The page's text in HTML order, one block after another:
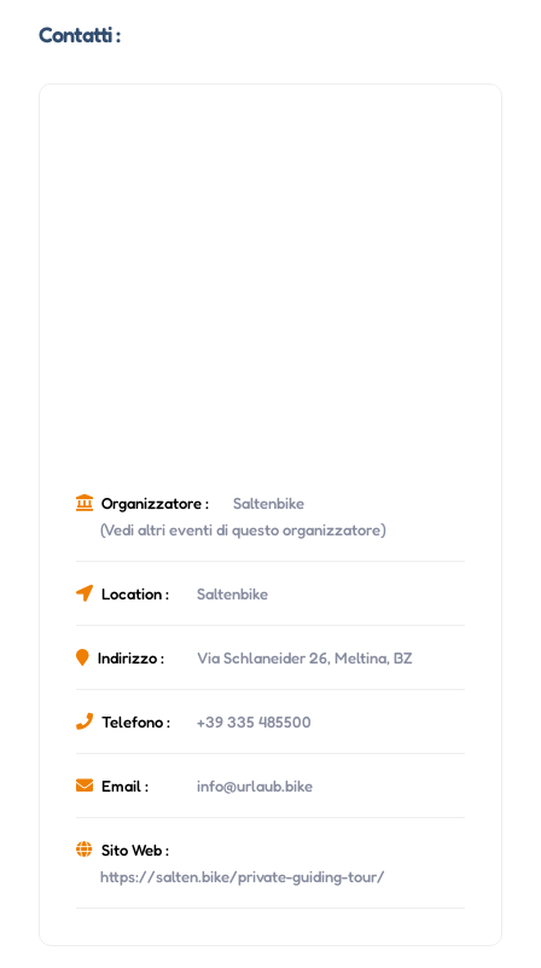
Contatti :
Organizzatore :
Saltenbike
(Vedi altri eventi di questo organizzatore)
Location : Saltenbike
Indirizzo : Via Schlaneider 26, Meltina, BZ
Telefono : +39 335 485500
Email : info@urlaub.bike
Sito Web :
https://salten.bike/private-guiding-tour/